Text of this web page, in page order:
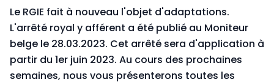
Le RGIE fait à nouveau l'objet d'adaptations.
L'arrêté royal y afférent a été publié au Moniteur
belge le 28.03.2023. Cet arrêté sera d'application à
partir du 1er juin 2023. Au cours des prochaines
semaines, nous vous présenterons toutes les